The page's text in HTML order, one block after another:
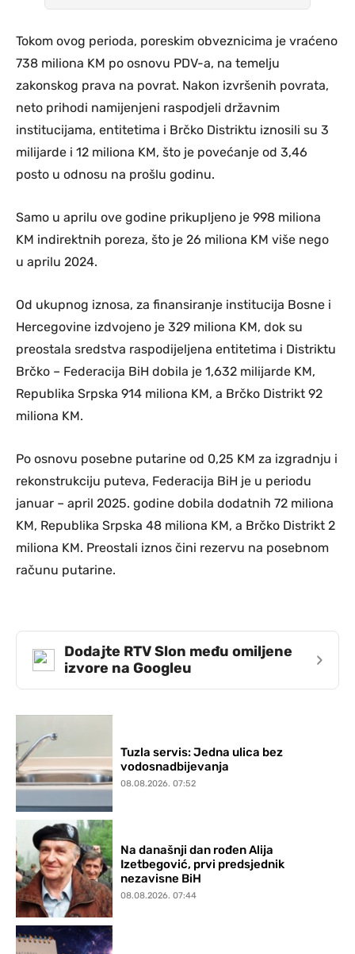
Tokom ovog perioda, poreskim obveznicima je vraćeno
738 miliona KM po osnovu PDV-a, na temelju
zakonskog prava na povrat. Nakon izvršenih povrata,
neto prihodi namijenjeni raspodjeli državnim
institucijama, entitetima i Brčko Distriktu iznosili su 3
milijarde i 12 miliona KM, što je povećanje od 3,46
posto u odnosu na prošlu godinu.
Samo u aprilu ove godine prikupljeno je 998 miliona
KM indirektnih poreza, što je 26 miliona KM više nego
u aprilu 2024.
Od ukupnog iznosa, za finansiranje institucija Bosne i
Hercegovine izdvojeno je 329 miliona KM, dok su
preostala sredstva raspodijeljena entitetima i Distriktu
Brčko – Federacija BiH dobila je 1,632 milijarde KM,
Republika Srpska 914 miliona KM, a Brčko Distrikt 92
miliona KM.
Po osnovu posebne putarine od 0,25 KM za izgradnju i
rekonstrukciju puteva, Federacija BiH je u periodu
januar – april 2025. godine dobila dodatnih 72 miliona
KM, Republika Srpska 48 miliona KM, a Brčko Distrikt 2
miliona KM. Preostali iznos čini rezervu na posebnom
računu putarine.
Dodajte RTV Slon među omiljene
izvore na Googleu
›
Tuzla servis: Jedna ulica bez
vodosnadbijevanja
08.08.2026. 07:52
Na današnji dan rođen Alija
Izetbegović, prvi predsjednik
nezavisne BiH
08.08.2026. 07:44